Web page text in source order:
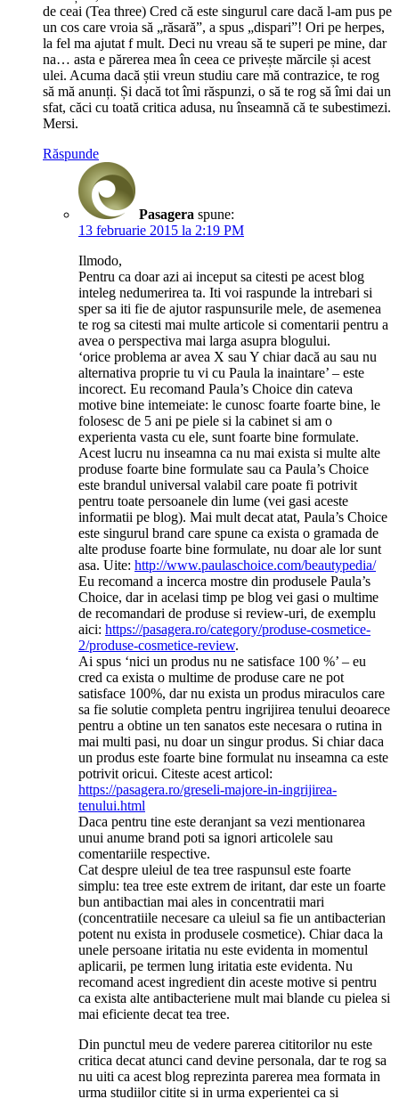
de ceai (Tea three) Cred că este singurul care dacă l-am pus pe
un cos care vroia să „răsară”, a spus „dispari”! Ori pe herpes,
la fel ma ajutat f mult. Deci nu vreau să te superi pe mine, dar
na… asta e părerea mea în ceea ce privește mărcile și acest
ulei. Acuma dacă știi vreun studiu care mă contrazice, te rog
să mă anunți. Și dacă tot îmi răspunzi, o să te rog să îmi dai un
sfat, căci cu toată critica adusa, nu înseamnă că te subestimezi.
Mersi.
Răspunde
Pasagera spune:
13 februarie 2015 la 2:19 PM
Ilmodo,
Pentru ca doar azi ai inceput sa citesti pe acest blog
inteleg nedumerirea ta. Iti voi raspunde la intrebari si
sper sa iti fie de ajutor raspunsurile mele, de asemenea
te rog sa citesti mai multe articole si comentarii pentru a
avea o perspectiva mai larga asupra blogului.
‘orice problema ar avea X sau Y chiar dacă au sau nu
alternativa proprie tu vi cu Paula la inaintare’ – este
incorect. Eu recomand Paula’s Choice din cateva
motive bine intemeiate: le cunosc foarte foarte bine, le
folosesc de 5 ani pe piele si la cabinet si am o
experienta vasta cu ele, sunt foarte bine formulate.
Acest lucru nu inseamna ca nu mai exista si multe alte
produse foarte bine formulate sau ca Paula’s Choice
este brandul universal valabil care poate fi potrivit
pentru toate persoanele din lume (vei gasi aceste
informatii pe blog). Mai mult decat atat, Paula’s Choice
este singurul brand care spune ca exista o gramada de
alte produse foarte bine formulate, nu doar ale lor sunt
asa. Uite: http://www.paulaschoice.com/beautypedia/
Eu recomand a incerca mostre din produsele Paula’s
Choice, dar in acelasi timp pe blog vei gasi o multime
de recomandari de produse si review-uri, de exemplu
aici: https://pasagera.ro/category/produse-cosmetice-
2/produse-cosmetice-review.
Ai spus ‘nici un produs nu ne satisface 100 %’ – eu
cred ca exista o multime de produse care ne pot
satisface 100%, dar nu exista un produs miraculos care
sa fie solutie completa pentru ingrijirea tenului deoarece
pentru a obtine un ten sanatos este necesara o rutina in
mai multi pasi, nu doar un singur produs. Si chiar daca
un produs este foarte bine formulat nu inseamna ca este
potrivit oricui. Citeste acest articol:
https://pasagera.ro/greseli-majore-in-ingrijirea-
tenului.html
Daca pentru tine este deranjant sa vezi mentionarea
unui anume brand poti sa ignori articolele sau
comentariile respective.
Cat despre uleiul de tea tree raspunsul este foarte
simplu: tea tree este extrem de iritant, dar este un foarte
bun antibactian mai ales in concentratii mari
(concentratiile necesare ca uleiul sa fie un antibacterian
potent nu exista in produsele cosmetice). Chiar daca la
unele persoane iritatia nu este evidenta in momentul
aplicarii, pe termen lung iritatia este evidenta. Nu
recomand acest ingredient din aceste motive si pentru
ca exista alte antibacteriene mult mai blande cu pielea si
mai eficiente decat tea tree.
Din punctul meu de vedere parerea cititorilor nu este
critica decat atunci cand devine personala, dar te rog sa
nu uiti ca acest blog reprezinta parerea mea formata in
urma studiilor citite si in urma experientei ca si